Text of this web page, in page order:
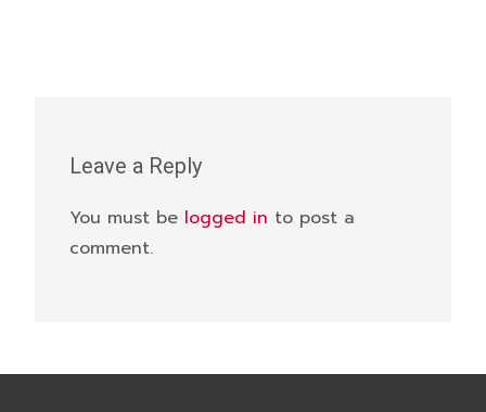
Leave a Reply
You must be logged in to post a
comment.